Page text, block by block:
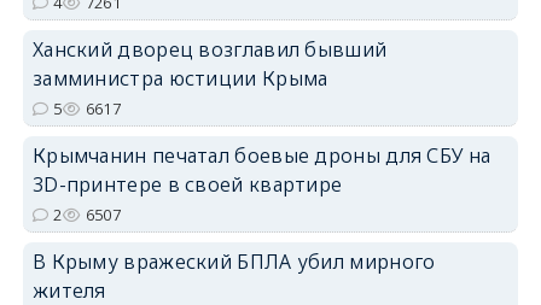
Ханский дворец возглавил бывший
замминистра юстиции Крыма
5 6617
Крымчанин печатал боевые дроны для СБУ на
3D-принтере в своей квартире
2 6507
В Крыму вражеский БПЛА убил мирного
жителя